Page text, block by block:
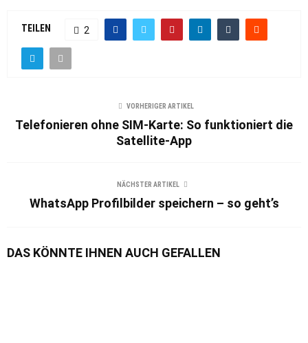
TEILEN 2
VORHERIGER ARTIKEL
Telefonieren ohne SIM-Karte: So funktioniert die
Satellite-App
NÄCHSTER ARTIKEL
WhatsApp Profilbilder speichern – so geht’s
DAS KÖNNTE IHNEN AUCH GEFALLEN